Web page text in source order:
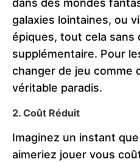
dans des mondes
galaxies lointaines, ou
épiques, tout cela sans
supplémentaire. Pour
changer de jeu comme
véritable paradis.
2. Coût Réduit
Imaginez un instant
aimeriez jouer vous